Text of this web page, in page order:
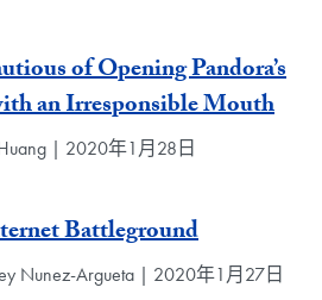
of Opening Pandora’s
an Irresponsible Mouth
| 2020年1月28日
Battleground
Nunez-Argueta | 2020年1月27日